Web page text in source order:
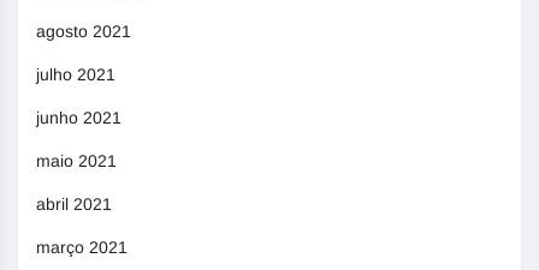
agosto 2021
julho 2021
junho 2021
maio 2021
abril 2021
março 2021